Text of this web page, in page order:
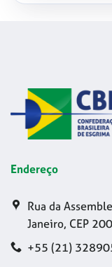
Endereço
Rua da
Janeiro, CEP
+55 (21)